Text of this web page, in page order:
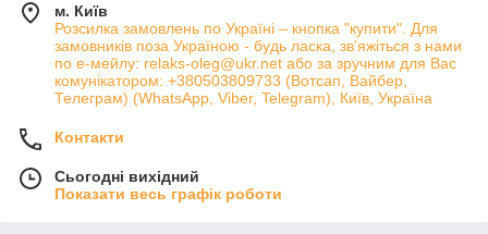
м. Київ
Розсилка замовлень по Україні – кнопка "купити". Для
замовників поза Україною - будь ласка, зв'яжіться з нами
по е-мейлу: relaks-oleg@ukr.net або за зручним для Вас
комунікатором: +380503809733 (Вотсап, Вайбер,
Телеграм) (WhatsApp, Viber, Telegram), Київ, Україна
Контакти
Сьогодні вихідний
Показати весь графік роботи